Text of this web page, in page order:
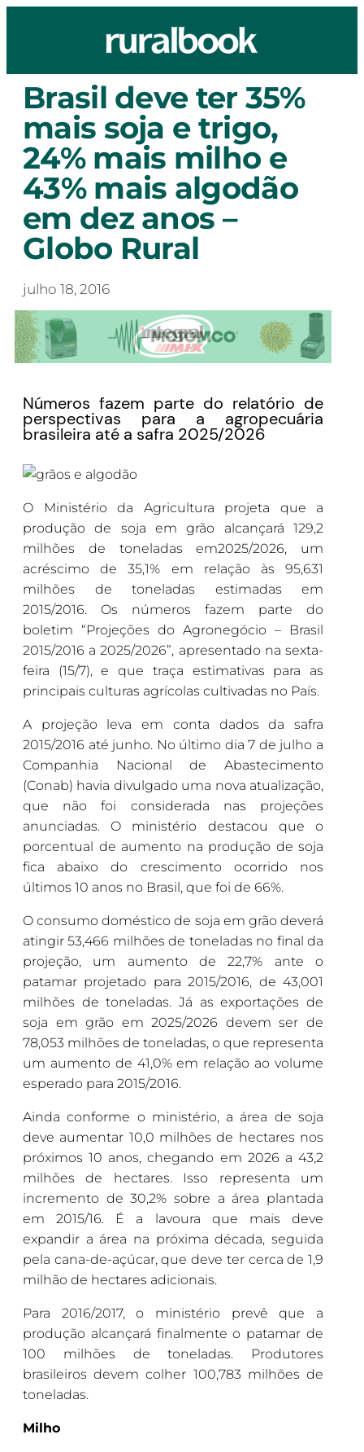
Brasil deve ter 35%
mais soja e trigo,
24% mais milho e
43% mais algodão
em dez anos –
Globo Rural
julho 18, 2016
Números fazem parte do relatório de
perspectivas para a agropecuária
brasileira até a safra 2025/2026
O Ministério da Agricultura projeta que a
produção de soja em grão alcançará 129,2
milhões de toneladas em2025/2026, um
acréscimo de 35,1% em relação às 95,631
milhões de toneladas estimadas em
2015/2016. Os números fazem parte do
boletim “Projeções do Agronegócio – Brasil
2015/2016 a 2025/2026”, apresentado na sexta-
feira (15/7), e que traça estimativas para as
principais culturas agrícolas cultivadas no País.
A projeção leva em conta dados da safra
2015/2016 até junho. No último dia 7 de julho a
Companhia Nacional de Abastecimento
(Conab) havia divulgado uma nova atualização,
que não foi considerada nas projeções
anunciadas. O ministério destacou que o
porcentual de aumento na produção de soja
fica abaixo do crescimento ocorrido nos
últimos 10 anos no Brasil, que foi de 66%.
O consumo doméstico de soja em grão deverá
atingir 53,466 milhões de toneladas no final da
projeção, um aumento de 22,7% ante o
patamar projetado para 2015/2016, de 43,001
milhões de toneladas. Já as exportações de
soja em grão em 2025/2026 devem ser de
78,053 milhões de toneladas, o que representa
um aumento de 41,0% em relação ao volume
esperado para 2015/2016.
Ainda conforme o ministério, a área de soja
deve aumentar 10,0 milhões de hectares nos
próximos 10 anos, chegando em 2026 a 43,2
milhões de hectares. Isso representa um
incremento de 30,2% sobre a área plantada
em 2015/16. É a lavoura que mais deve
expandir a área na próxima década, seguida
pela cana-de-açúcar, que deve ter cerca de 1,9
milhão de hectares adicionais.
Para 2016/2017, o ministério prevê que a
produção alcançará finalmente o patamar de
100 milhões de toneladas. Produtores
brasileiros devem colher 100,783 milhões de
toneladas.
Milho